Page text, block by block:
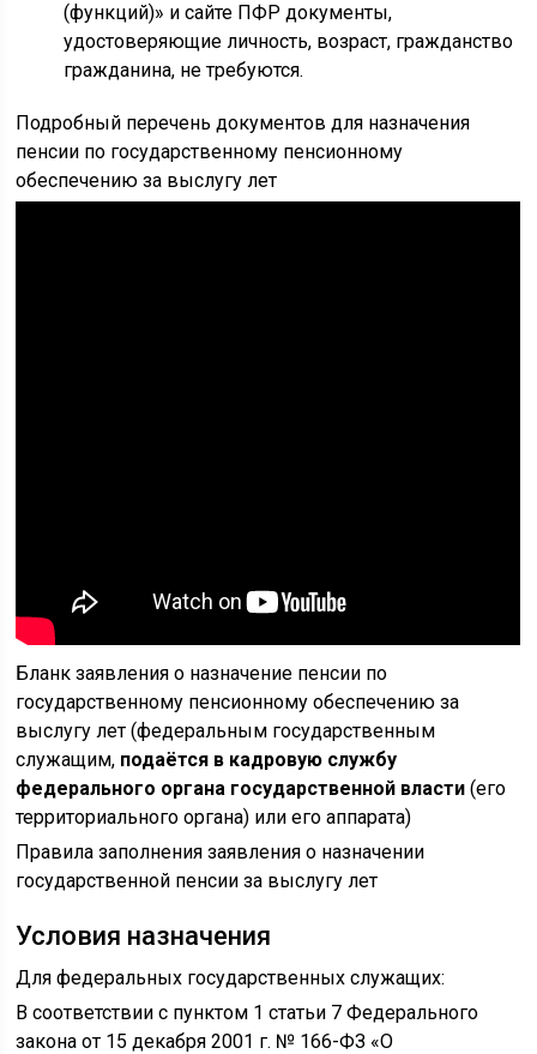
(функций)» и сайте ПФР документы,
удостоверяющие личность, возраст, гражданство
гражданина, не требуются.
Подробный перечень документов для назначения
пенсии по государственному пенсионному
обеспечению за выслугу лет
Бланк заявления о назначение пенсии по
государственному пенсионному обеспечению за
выслугу лет (федеральным государственным
служащим, подаётся в кадровую службу
федерального органа государственной власти (его
территориального органа) или его аппарата)
Правила заполнения заявления о назначении
государственной пенсии за выслугу лет
Условия назначения
Для федеральных государственных служащих:
В соответствии с пунктом 1 статьи 7 Федерального
закона от 15 декабря 2001 г. № 166-ФЗ «О